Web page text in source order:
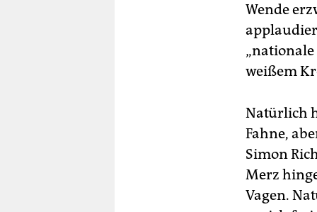
Wende
„nationale
weißem
Natürlich
Fahne,
Simon
Merz
Vagen.